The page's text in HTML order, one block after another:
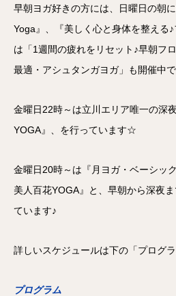
早朝ヨガ好きの方には、日曜日の朝
Yoga』、『美しく心と身体を整える
は「1週間の疲れをリセット♪早朝フ
最適・アシュタンガヨガ」も開催中
金曜日22時～は立川エリア唯一の深
YOGA』、を行っています☆
金曜日20時～は『月ヨガ・ベーシッ
美人百花YOGA』と、早朝から深夜
ています♪
詳しいスケジュールは下の「プログ
プログラム